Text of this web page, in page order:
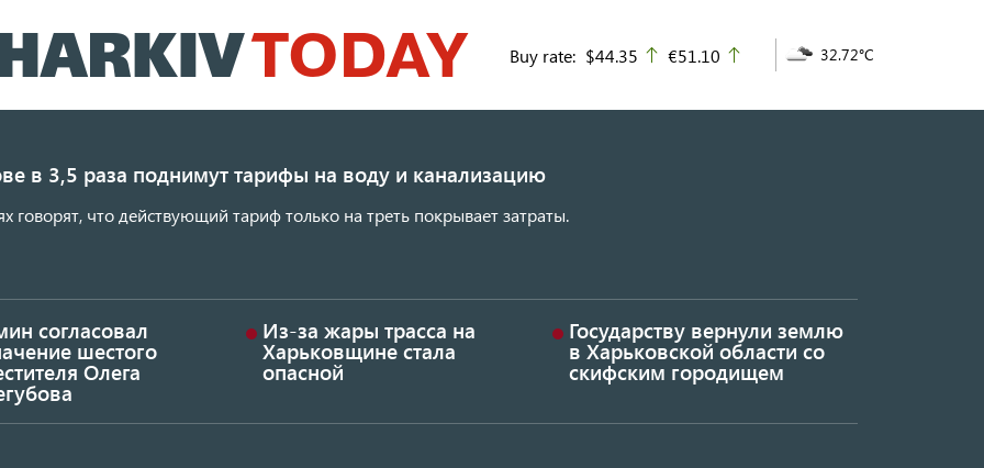
к
основному
Buy rate: $44.35 up
€51.10 32.72°C
в 3,5 раза поднимут тарифы на воду и канализацию
говорят, что действующий тариф только на треть покрывает затраты.
согласовал
шестого
Олега
Из-за жары трасса на
Харьковщине стала
опасной
Государству вернули землю
в Харьковской области со
скифским городищем